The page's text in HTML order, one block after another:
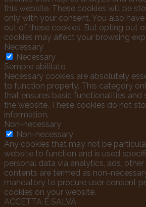
this website. These cookies will be
only with your consent. You also
out of these cookies. But opting out
cookies may affect your browsing
Necessary
Necessary
Sempre abilitato
Necessary cookies are absolutely
to function properly. This category
that ensures basic functionalities and
the website. These cookies do not
information.
Non-necessary
Non-necessary
Any cookies that may not be
website to function and is used
personal data via analytics, ads,
contents are termed as non-
mandatory to procure user consent
cookies on your website.
ACCETTA E SALVA